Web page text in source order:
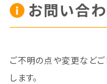
お問い合
ご不明の点や変更などご
します。